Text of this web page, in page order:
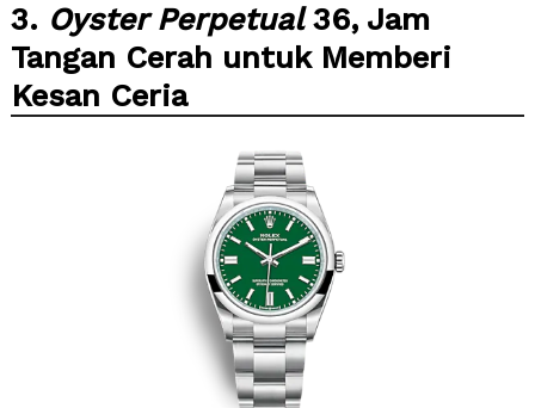
3. Oyster Perpetual36, Jam
Tangan Cerah untuk Memberi
Kesan Ceria